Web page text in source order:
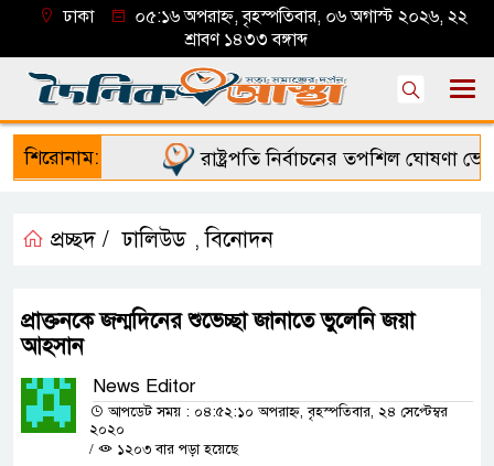
ঢাকা
০৫:১৬ অপরাহ্ন, বৃহস্পতিবার, ০৬ অগাস্ট ২০২৬, ২২
শ্রাবণ ১৪৩৩ বঙ্গাব্দ
শিরোনাম: রাষ্ট্রপতি নির্বাচনের তপশিল ঘোষণা
প্রচ্ছদ / ঢালিউড ,বিনোদন
প্রাক্তনকে জন্মদিনের শুভেচ্ছা জানাতে ভুলেনি জয়া
আহসান
News Editor
আপডেট সময় : ০৪:৫২:১০ অপরাহ্ন, বৃহস্পতিবার, ২৪ সেপ্টেম্বর
২০২০
/
১২০৩ বার পড়া হয়েছে